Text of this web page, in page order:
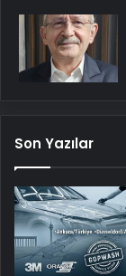
Son Yazılar